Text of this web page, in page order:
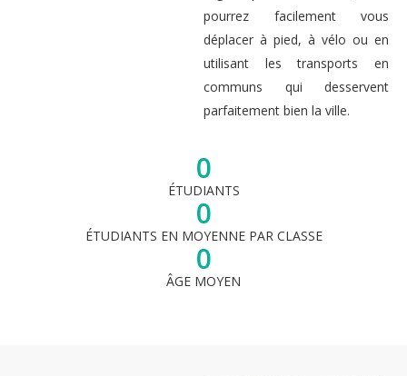
pourrez facilement vous
déplacer à pied, à vélo ou en
utilisant les transports en
communs qui desservent
parfaitement bien la ville.
ÉTUDIANTS
0
ÉTUDIANTS EN MOYENNE PAR CLASSE
0
ÂGE MOYEN
0